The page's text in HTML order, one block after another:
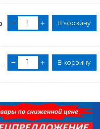
В корзину
В корзину